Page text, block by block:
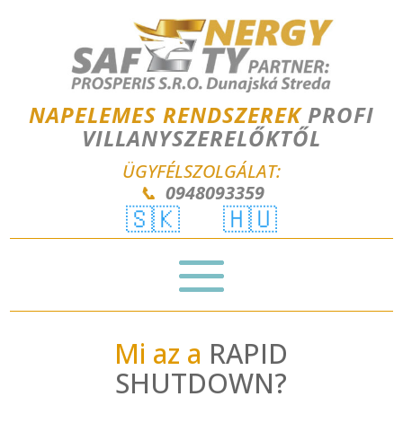
NAPELEMES RENDSZEREK PROFI
VILLANYSZERELŐKTŐL
ÜGYFÉLSZOLGÁLAT:
📞 0948093359
🇸🇰 🇭🇺
Mi az a RAPID
SHUTDOWN?